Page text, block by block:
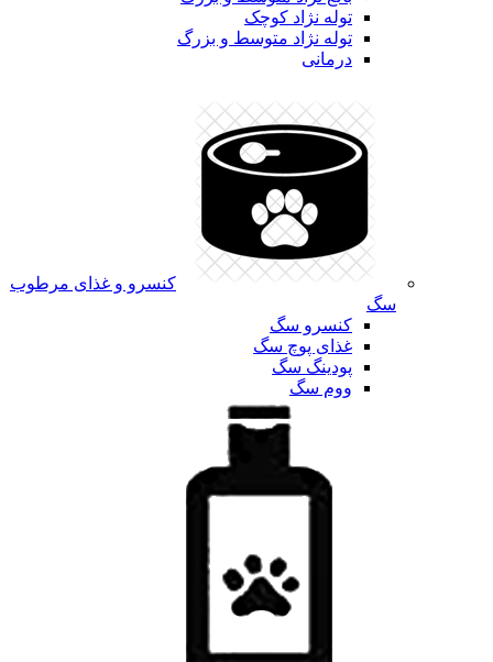
توله نژاد کوچک
توله نژاد متوسط و بزرگ
درمانی
کنسرو و غذای مرطوب
سگ
کنسرو سگ
غذای پوچ سگ
پودینگ سگ
ووم سگ